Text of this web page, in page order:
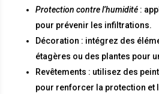
Protection contre l’humidité:
pour prévenir les infiltrations.
Décoration : intégrez des
étagères ou des plantes pour
Revêtements : utilisez des
pour renforcer la protection et